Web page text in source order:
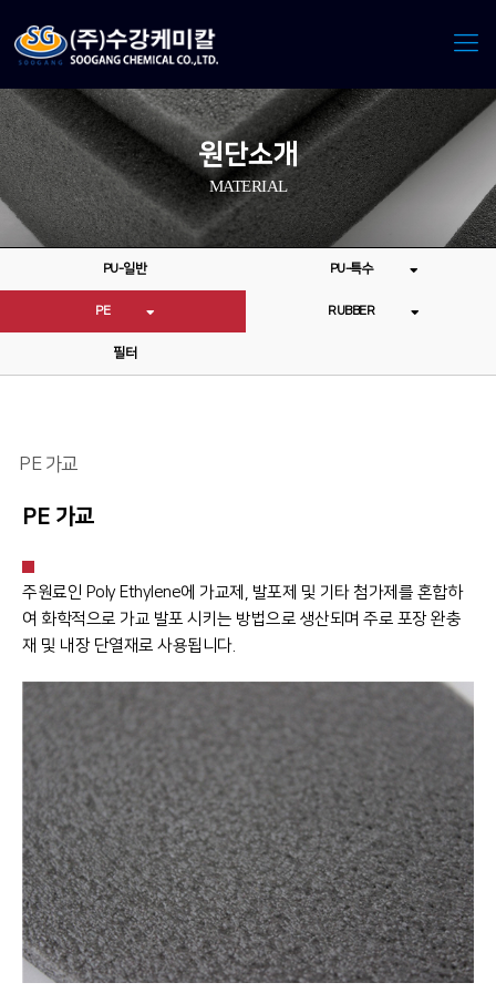
원단소개
MATERIAL
PU-일반 PU-특수
PE RUBBER
필터
PE 가교
PE 가교
주원료인 Poly Ethylene에 가교제, 발포제 및 기타 첨가제를 혼합하
여 화학적으로 가교 발포 시키는 방법으로 생산되며 주로 포장 완충
재 및 내장 단열재로 사용됩니다.